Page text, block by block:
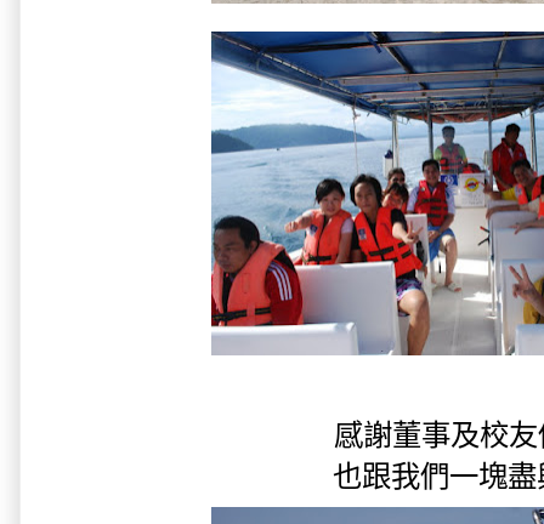
感謝董事及校
也跟我們一塊